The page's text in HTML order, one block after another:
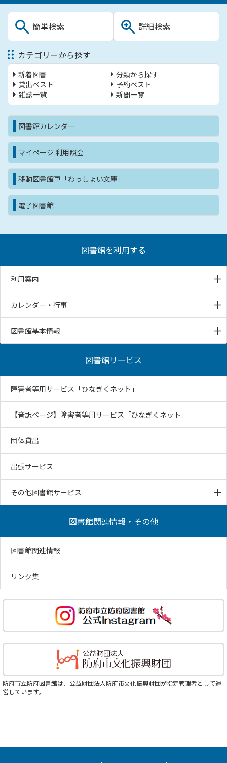
簡単検索 詳細検索
カテゴリーから探す
新着図書
分類から探す
貸出ベスト
予約ベスト
雑誌一覧
新聞一覧
図書館カレンダー
マイページ 利用照会
移動図書館車「わっしょい文庫」
電子図書館
図書館を利用する
利用案内
カレンダー・行事
図書館基本情報
図書館サービス
障害者等用サービス「ひなぎくネット」
【音訳ページ】障害者等用サービス「ひなぎくネット」
団体貸出
出張サービス
その他図書館サービス
図書館関連情報・その他
図書館関連情報
リンク集
防府市立防府図書館は、公益財団法人防府市文化振興財団が指定管理者として運
営しています。